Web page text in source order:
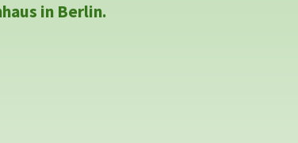
in Berlin.